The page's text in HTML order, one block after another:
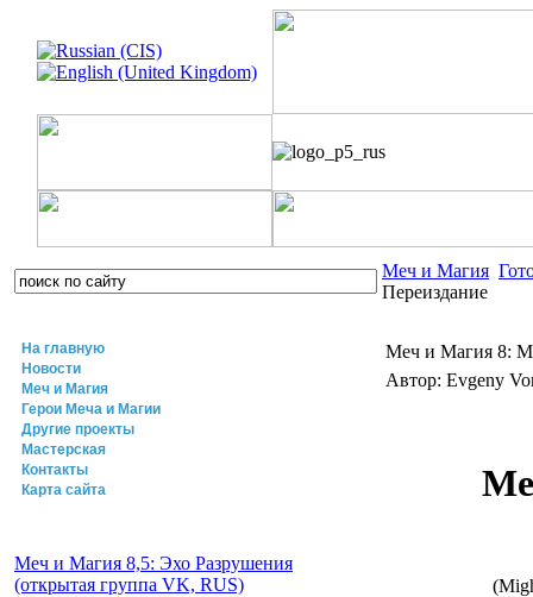
На главную
Новости
Меч и Магия
Герои Меча и Магии
Другие проекты
Мастерская
Контакты
Карта сайта
Меч и Магия 8,5: Эхо Разрушения
(открытая группа VK, RUS)
Меч и Магия
Переиздание
Меч и Магия 8:
Автор: Evgeny